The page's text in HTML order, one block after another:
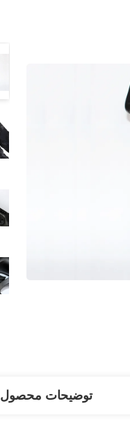
توضیحات محصول